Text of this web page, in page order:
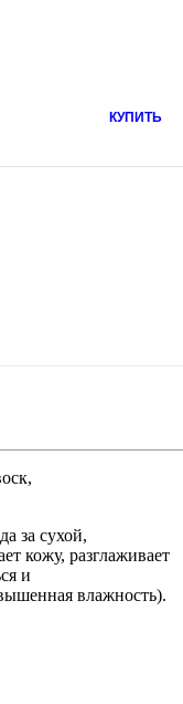
КУПИТЬ
за сухой,
кожу, разглаживает
и
влажность).